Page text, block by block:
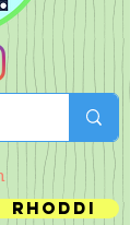
Rhoddi